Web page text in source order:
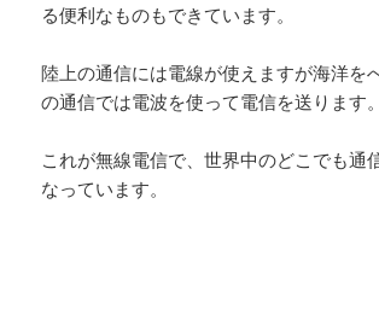
る便利なものもできています。
陸上の通信には電線が使えますが海洋を
の通信では電波を使って電信を送ります。
これが無線電信で、世界中のどこでも通
なっています。